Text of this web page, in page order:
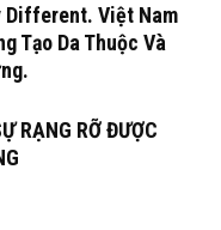
Different. Việt Nam
Tạo Da Thuộc Và
RẠNG RỠ ĐƯỢC